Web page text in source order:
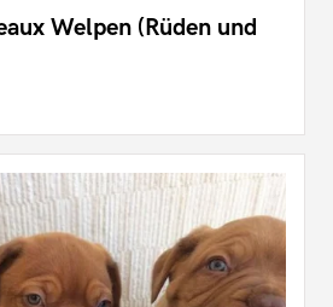
Welpen (Rüden und